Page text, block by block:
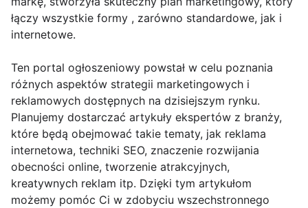
łączy wszystkie formy , zarówno standardowe, jak i
internetowe.
Ten portal ogłoszeniowy powstał w celu poznania
różnych aspektów strategii marketingowych i
reklamowych dostępnych na dzisiejszym rynku.
Planujemy dostarczać artykuły ekspertów z branży,
które będą obejmować takie tematy, jak reklama
internetowa, techniki SEO, znaczenie rozwijania
obecności online, tworzenie atrakcyjnych,
kreatywnych reklam itp. Dzięki tym artykułom
możemy pomóc Ci w zdobyciu wszechstronnego